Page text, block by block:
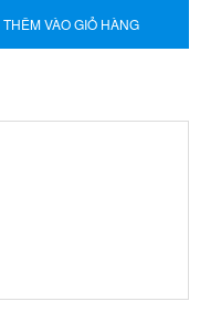
THÊM VÀO GIỎ HÀNG